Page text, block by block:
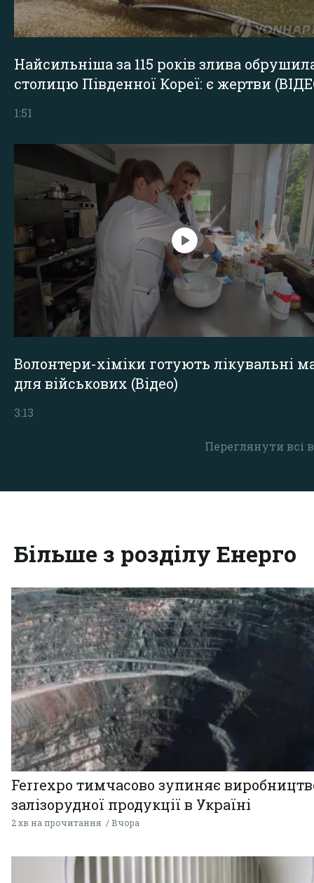
Переглянути всі
Найсильніша за 115 років злива
столицю Південної Кореї: є жертви
1:51
Волонтери-хіміки готують лікувальні
для військових (Відео)
3:13
Більше з розділу Енерго
Ferrexpo тимчасово зупиняє
залізорудної продукції в Україні
2 хв на прочитання Вчора